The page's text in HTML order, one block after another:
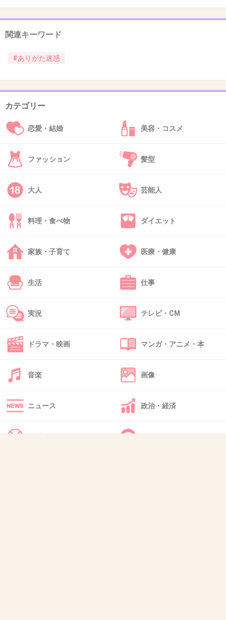
そのタイプは要求が多いから厄介だよね
>>17
私達が教えなきゃ車の免許取れなかった癖に
私は不安症あるから止めて！って言ったけどね
癌もしてるから具合悪いって言ってるのにお構いなしだよ
>>33
相手にとっては偽善者になってしまうのよね
40. 匿名 2026/07/08(水) 12:44:29
宗教とかの勧誘も善意なんでしょ、良かれと思って誘って
るらしい
+2
関連キーワード
#ありがた迷惑
カテゴリー
恋愛・結婚 美容・コスメ
ファッション 髪型
大人 芸能人
料理・食べ物 ダイエット
家族・子育て 医療・健康
生活 仕事
実況 テレビ・CM
ドラマ・映画 マンガ・アニメ・本
音楽 画像
ニュース 政治・経済